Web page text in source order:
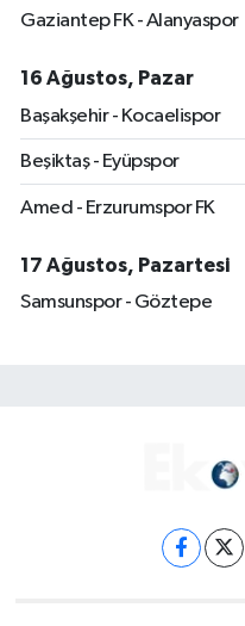
Gaziantep FK - Alanyaspor
16 Ağustos, Pazar
Başakşehir - Kocaelispor
Beşiktaş - Eyüpspor
Amed - Erzurumspor FK
17 Ağustos, Pazartesi
Samsunspor - Göztepe